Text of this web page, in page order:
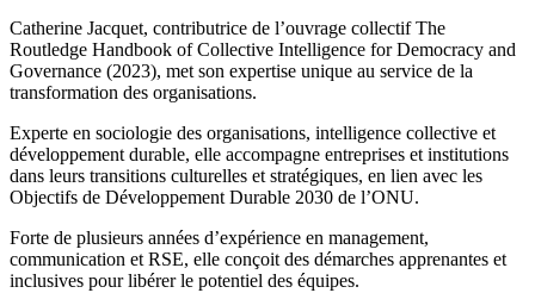
Catherine Jacquet, contributrice de l’ouvrage collectif The
Routledge Handbook of Collective Intelligence for Democracy and
Governance (2023), met son expertise unique au service de la
transformation des organisations.
Experte en sociologie des organisations, intelligence collective et
développement durable, elle accompagne entreprises et institutions
dans leurs transitions culturelles et stratégiques, en lien avec les
Objectifs de Développement Durable 2030 de l’ONU.
Forte de plusieurs années d’expérience en management,
communication et RSE, elle conçoit des démarches apprenantes et
inclusives pour libérer le potentiel des équipes.